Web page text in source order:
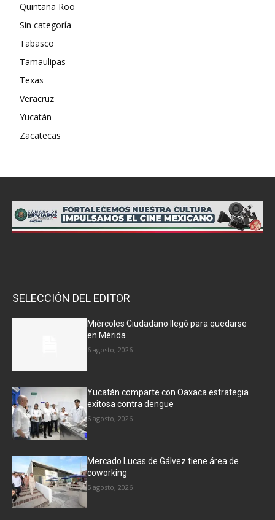
Quintana Roo
Sin categoría
Tabasco
Tamaulipas
Texas
Veracruz
Yucatán
Zacatecas
SELECCIÓN DEL EDITOR
Miércoles Ciudadano llegó para quedarse
en Mérida
6 agosto, 2026
Yucatán comparte con Oaxaca estrategia
exitosa contra dengue
6 agosto, 2026
Mercado Lucas de Gálvez tiene área de
coworking
5 agosto, 2026